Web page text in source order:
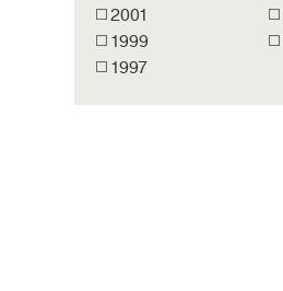
2001
1999
1997